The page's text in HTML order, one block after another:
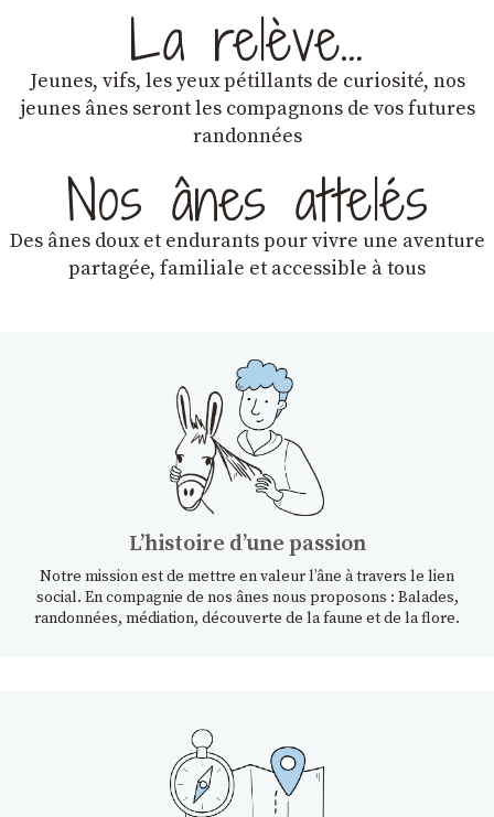
La relève…
Jeunes, vifs, les yeux pétillants de curiosité, nos
jeunes ânes seront les compagnons de vos futures
randonnées
Nos ânes attelés
Des ânes doux et endurantspour vivre une aventure
partagée, familiale et accessible à tous
Lʼhistoire dʼune passion
Notre mission est de mettre en valeur l’âne à travers le lien
social. En compagnie de nos ânes nous proposons : Balades,
randonnées, médiation, découverte de la faune et de la flore.